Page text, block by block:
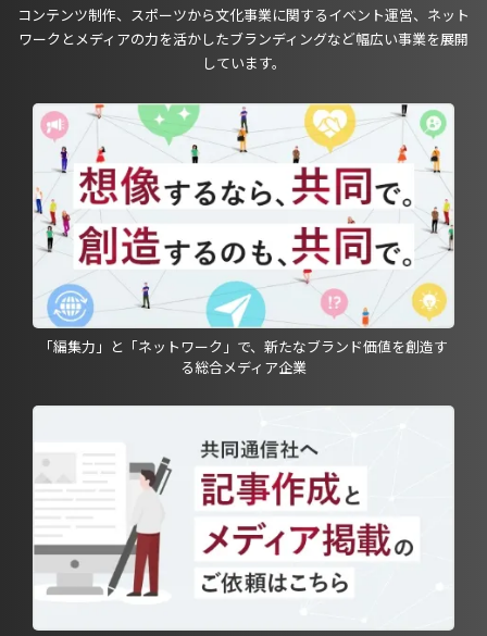
コンテンツ制作、スポーツから文化事業に関するイベント運営、ネット
ワークとメディアの力を活かしたブランディングなど幅広い事業を展開
しています。
「編集力」と「ネットワーク」で、新たなブランド価値を創造す
る総合メディア企業